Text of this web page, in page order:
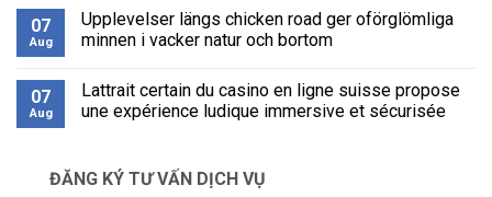
le
tue
possibilità
casino
bonus
on
Gameplay
insights
quest
casino
review
07
Aug
Upplevelser längs chicken road ger oförglömliga
minnen i vacker natur och bortom
on
Upplevelser
längs
oförglömliga
07
Aug
Lattrait certain du casino en ligne suisse propose
une expérience ludique immersive et sécurisée
Lattrait
ĐĂNG KÝ TƯ VẤN DỊCH VỤ